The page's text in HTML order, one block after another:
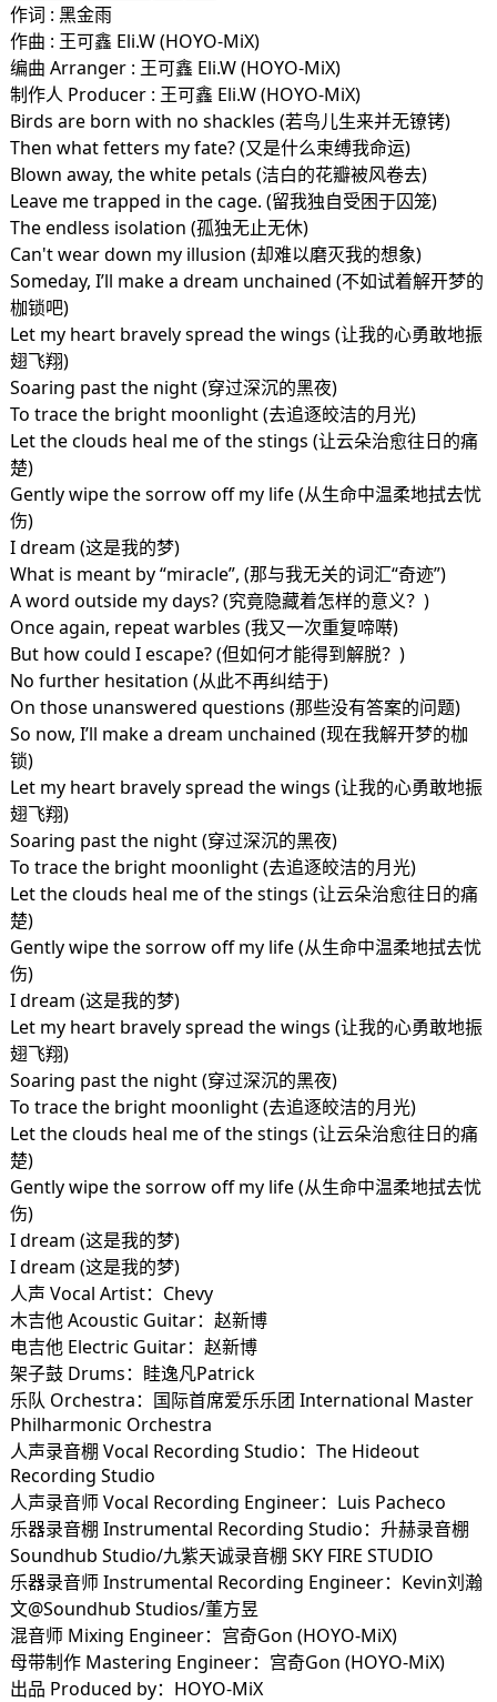
作词 : 黑金雨
作曲 : 王可鑫 Eli.W (HOYO-MiX)
编曲 Arranger : 王可鑫 Eli.W (HOYO-MiX)
制作人 Producer : 王可鑫 Eli.W (HOYO-MiX)
Birds are born with no shackles (若鸟儿生来并无镣铐)
Then what fetters my fate? (又是什么束缚我命运)
Blown away, the white petals (洁白的花瓣被风卷去)
Leave me trapped in the cage. (留我独自受困于囚笼)
The endless isolation (孤独无止无休)
Can't wear down my illusion (却难以磨灭我的想象)
Someday, I’ll make a dream unchained (不如试着解开梦的
枷锁吧)
Let my heart bravely spread the wings (让我的心勇敢地振
翅飞翔)
Soaring past the night (穿过深沉的黑夜)
To trace the bright moonlight (去追逐皎洁的月光)
Let the clouds heal me of the stings (让云朵治愈往日的痛
楚)
Gently wipe the sorrow off my life (从生命中温柔地拭去忧
伤)
I dream (这是我的梦)
What is meant by “miracle”, (那与我无关的词汇“奇迹”)
A word outside my days? (究竟隐藏着怎样的意义？)
Once again, repeat warbles (我又一次重复啼啭)
But how could I escape? (但如何才能得到解脱？)
No further hesitation (从此不再纠结于)
On those unanswered questions (那些没有答案的问题)
So now, I’ll make a dream unchained (现在我解开梦的枷
锁)
Let my heart bravely spread the wings (让我的心勇敢地振
翅飞翔)
Soaring past the night (穿过深沉的黑夜)
To trace the bright moonlight (去追逐皎洁的月光)
Let the clouds heal me of the stings (让云朵治愈往日的痛
楚)
Gently wipe the sorrow off my life (从生命中温柔地拭去忧
伤)
I dream (这是我的梦)
Let my heart bravely spread the wings (让我的心勇敢地振
翅飞翔)
Soaring past the night (穿过深沉的黑夜)
To trace the bright moonlight (去追逐皎洁的月光)
Let the clouds heal me of the stings (让云朵治愈往日的痛
楚)
Gently wipe the sorrow off my life (从生命中温柔地拭去忧
伤)
I dream (这是我的梦)
I dream (这是我的梦)
人声 Vocal Artist：Chevy
木吉他 Acoustic Guitar：赵新博
电吉他 Electric Guitar：赵新博
架子鼓 Drums：眭逸凡Patrick
乐队 Orchestra：国际首席爱乐乐团 International Master
Philharmonic Orchestra
人声录音棚 Vocal Recording Studio：The Hideout
Recording Studio
人声录音师 Vocal Recording Engineer：Luis Pacheco
乐器录音棚 Instrumental Recording Studio：升赫录音棚
Soundhub Studio/九紫天诚录音棚 SKY FIRE STUDIO
乐器录音师 Instrumental Recording Engineer：Kevin刘瀚
文@Soundhub Studios/董方昱
混音师 Mixing Engineer：宫奇Gon (HOYO-MiX)
母带制作 Mastering Engineer：宫奇Gon (HOYO-MiX)
出品 Produced by：HOYO-MiX